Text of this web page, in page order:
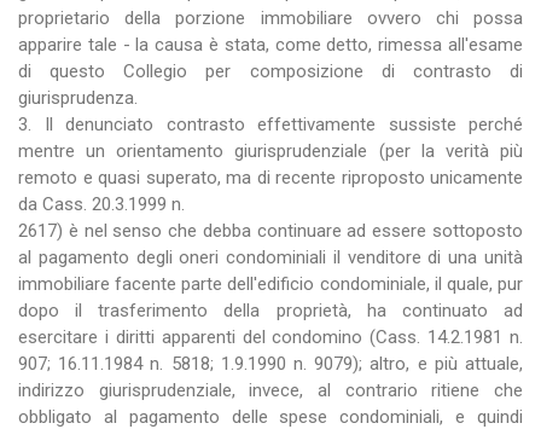
proprietario della porzione immobiliare ovvero chi possa
apparire tale - la causa è stata, come detto, rimessa all'esame
di questo Collegio per composizione di contrasto di
giurisprudenza.
3. Il denunciato contrasto effettivamente sussiste perché
mentre un orientamento giurisprudenziale (per la verità più
remoto e quasi superato, ma di recente riproposto unicamente
da Cass. 20.3.1999 n.
2617) è nel senso che debba continuare ad essere sottoposto
al pagamento degli oneri condominiali il venditore di una unità
immobiliare facente parte dell'edificio condominiale, il quale, pur
dopo il trasferimento della proprietà, ha continuato ad
esercitare i diritti apparenti del condomino (Cass. 14.2.1981 n.
907; 16.11.1984 n. 5818; 1.9.1990 n. 9079); altro, e più attuale,
indirizzo giurisprudenziale, invece, al contrario ritiene che
obbligato al pagamento delle spese condominiali, e quindi